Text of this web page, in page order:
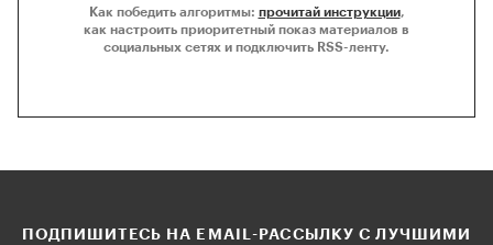
Как победить алгоритмы: прочитай инструкции,
как настроить приоритетный показ материалов в
социальных сетях и подключить RSS-ленту.
ПОДПИШИТЕСЬ НА EMAIL-РАССЫЛКУ С ЛУЧШИМИ